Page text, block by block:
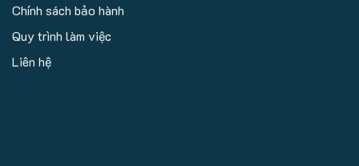
Chính sách bảo hành
Quy trình làm việc
Liên hệ